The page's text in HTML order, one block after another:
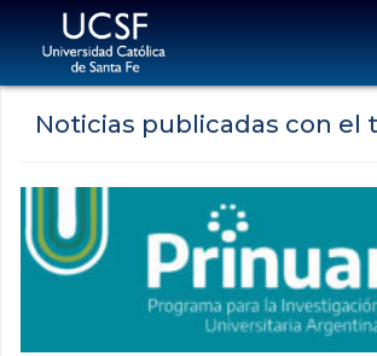
Noticias publicadas con el